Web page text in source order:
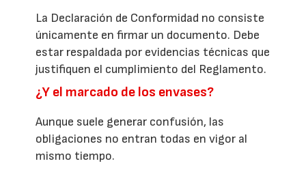
La Declaración de Conformidad no consiste
únicamente en firmar un documento. Debe
estar respaldada por evidencias técnicas que
justifiquen el cumplimiento del Reglamento.
¿Y el marcado de los envases?
Aunque suele generar confusión, las
obligaciones no entran todas en vigor al
mismo tiempo.